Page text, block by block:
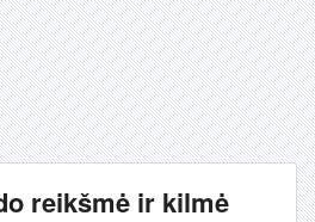
reikšmė ir kilmė